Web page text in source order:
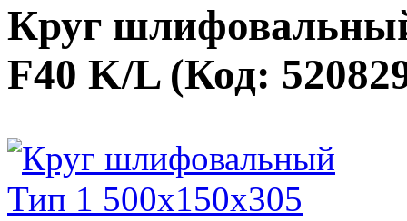
Круг
F40 K/L (Код: